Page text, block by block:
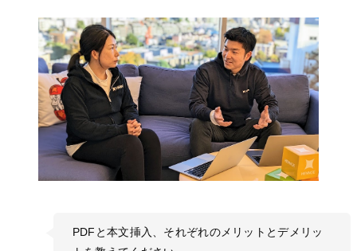
PDFと本文挿入、それぞれのメリットとデメリッ